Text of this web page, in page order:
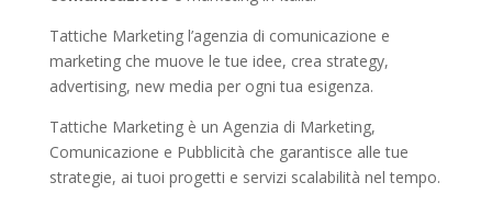
Tattiche Marketing l’agenzia di comunicazione e
marketing che muove le tue idee, crea strategy,
advertising, new media per ogni tua esigenza.
Tattiche Marketing è un Agenzia di Marketing,
Comunicazione e Pubblicità che garantisce alle tue
strategie, ai tuoi progetti e servizi scalabilità nel tempo.